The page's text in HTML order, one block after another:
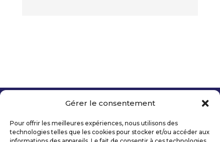
Gérer le consentement
Pour offrir les meilleures expériences, nous utilisons des
technologies telles que les cookies pour stocker et/ou accéder aux
Mentions légales